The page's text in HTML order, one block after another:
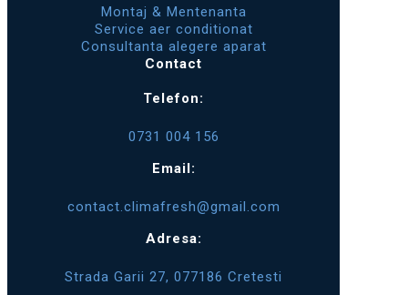
Montaj & Mentenanta
Service aer conditionat
Consultanta alegere aparat
Contact
Telefon:
0731 004 156
Email:
contact.climafresh@gmail.com
Adresa:
Strada Garii 27, 077186 Cretesti